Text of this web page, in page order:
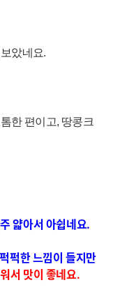
았네요.
한 편이고, 땅콩크
주얇아서 아쉽네요.
퍽퍽한 느낌이 들지만
서 맛이 좋네요.